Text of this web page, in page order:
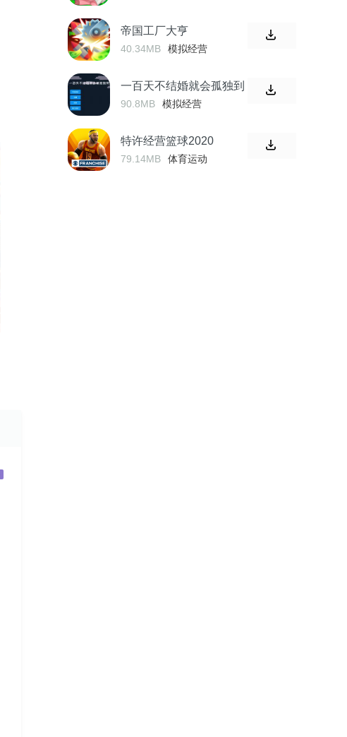
帝国工厂大亨
40.34MB 模拟经营
一百天不结婚就会孤独到
死
90.8MB 模拟经营
特许经营篮球2020
79.14MB 体育运动